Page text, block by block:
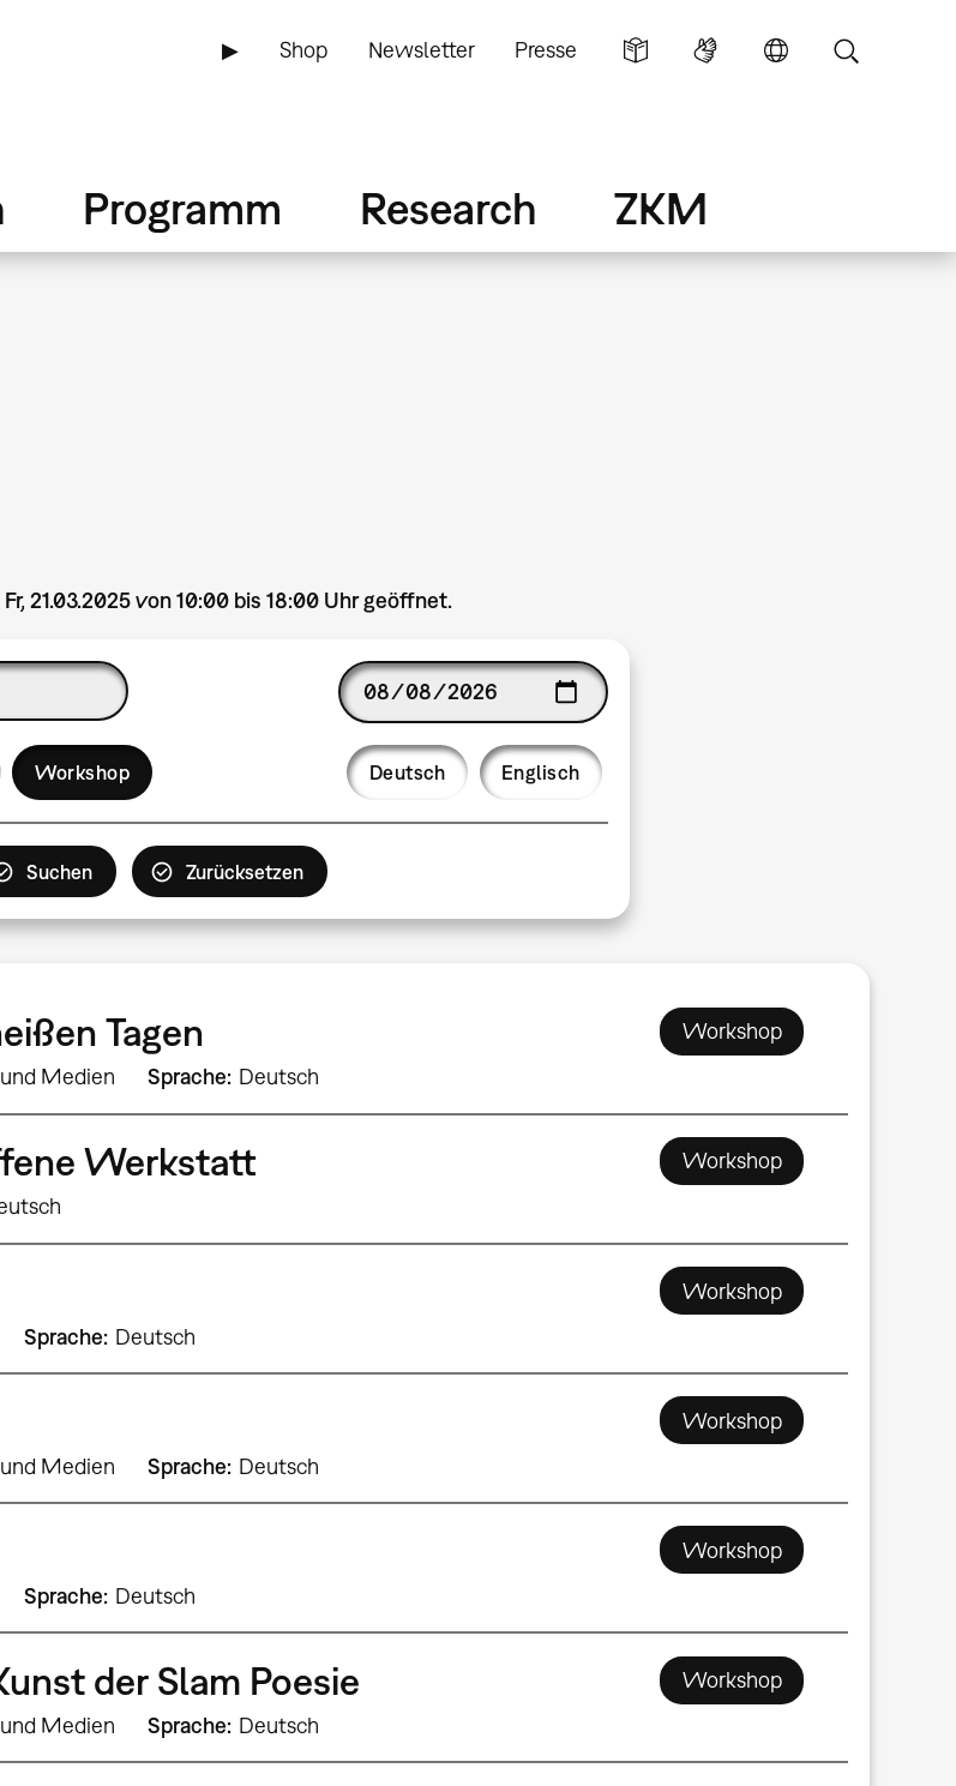
▶ Shop Newsletter Presse
Programm Research ZKM
21.03.2025 von 10:00 bis 18:00 Uhr geöffnet.
Date
Workshop Language
Deutsch Englisch
Tagen
Medien Sprache Deutsch
Workshop
Werkstatt Workshop
Sprache Deutsch
Workshop
Medien Sprache Deutsch
Workshop
Sprache Deutsch
Workshop
der Slam Poesie
Medien Sprache Deutsch
Workshop